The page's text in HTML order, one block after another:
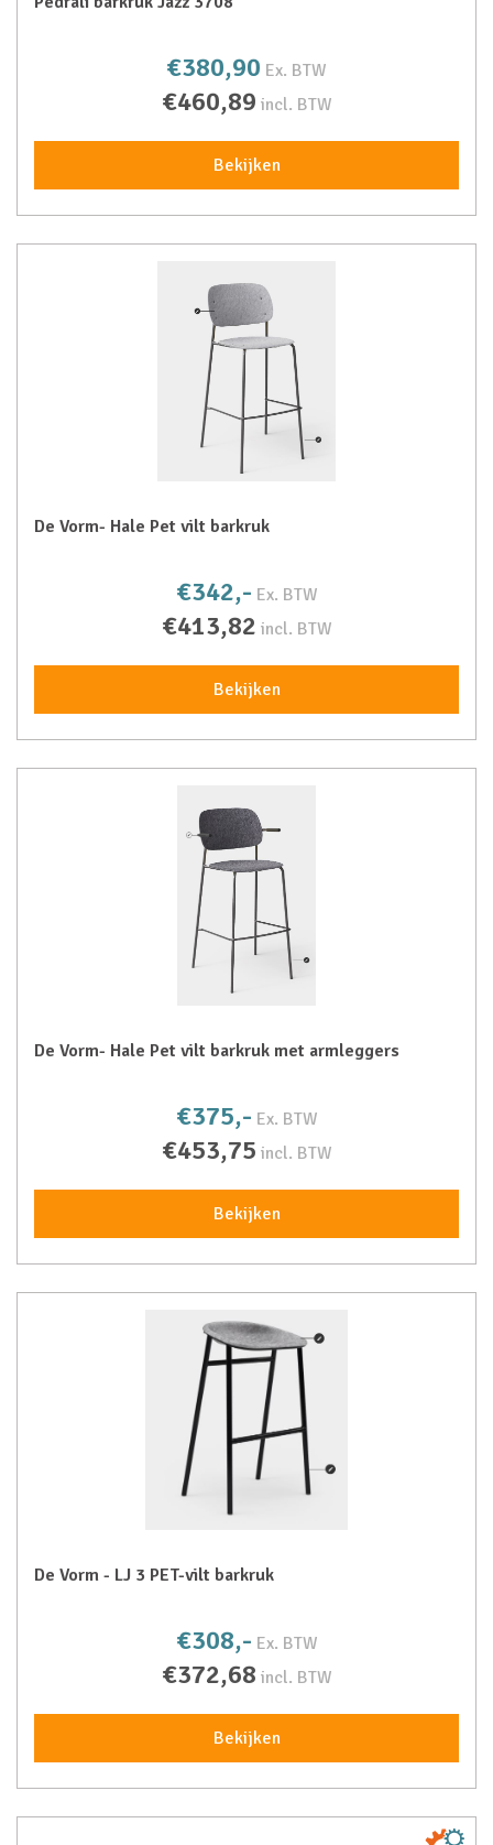
€380,90 Ex. BTW
€460,89 incl. BTW
Bekijken
De Vorm- Hale Pet vilt barkruk
€342,- Ex. BTW
€413,82 incl. BTW
Bekijken
De Vorm- Hale Pet vilt barkruk met armleggers
€375,- Ex. BTW
€453,75 incl. BTW
Bekijken
De Vorm - LJ 3 PET-vilt barkruk
€308,- Ex. BTW
€372,68 incl. BTW
Bekijken